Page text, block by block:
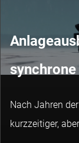
synchrone
Nach Jahren
kurzzeitiger,